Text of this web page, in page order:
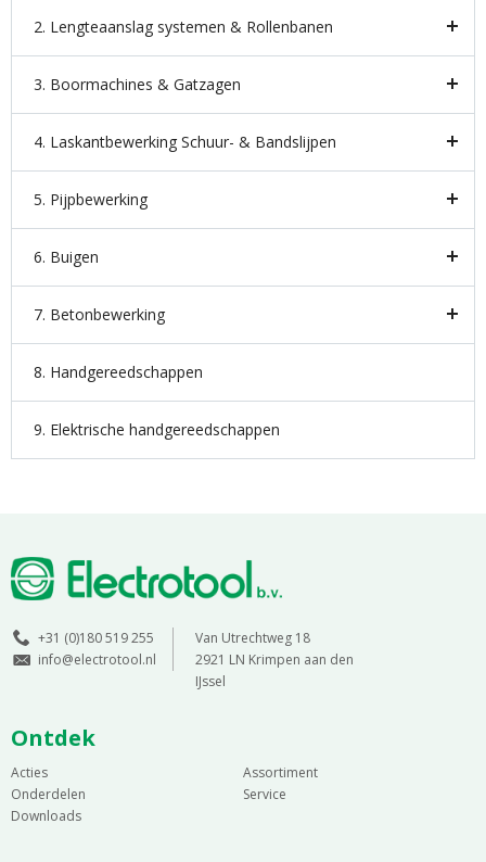
2. Lengteaanslag systemen & Rollenbanen
3. Boormachines & Gatzagen
4. Laskantbewerking Schuur- & Bandslijpen
5. Pijpbewerking
6. Buigen
7. Betonbewerking
8. Handgereedschappen
9. Elektrische handgereedschappen
+31 (0)180 519 255
info@electrotool.nl
Van Utrechtweg 18
2921 LN Krimpen aan den
IJssel
Ontdek
Acties
Assortiment
Onderdelen
Service
Downloads